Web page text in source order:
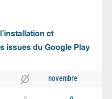
et
issues du Google Play
novembre